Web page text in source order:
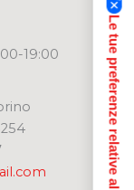
19:00
Le tue preferenze relative alla privacy